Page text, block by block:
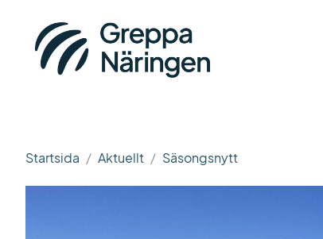
Startsida Aktuellt Säsongsnytt